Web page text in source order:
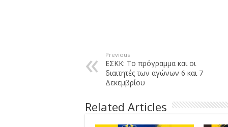
Previous
ΕΣΚΚ: Το πρόγραμμα και οι
διαιτητές των αγώνων 6 και 7
Δεκεμβρίου
Related Articles